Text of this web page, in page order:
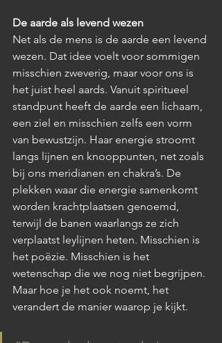
De aarde als levend wezen
Net als de mens is de aarde een levend
wezen. Dat idee voelt voor sommigen
misschien zweverig, maar voor ons is
het juist heel aards. Vanuit spiritueel
standpunt heeft de aarde een lichaam,
een ziel en misschien zelfs een vorm
van bewustzijn. Haar energie stroomt
langs lijnen en knooppunten, net zoals
bij ons meridianen en chakra’s. De
plekken waar die energie samenkomt
worden krachtplaatsen genoemd,
terwijl de banen waarlangs ze zich
verplaatst leylijnen heten. Misschien is
het poëzie. Misschien is het
wetenschap die we nog niet begrijpen.
Maar hoe je het ook noemt, het
verandert de manier waarop je kijkt.